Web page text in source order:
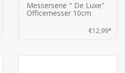
Messerserie " De Luxe"
Officemesser 10cm
€12,99*